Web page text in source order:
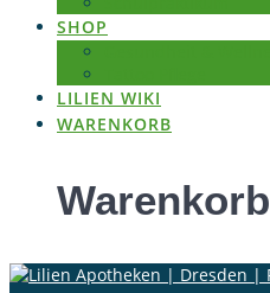
SHOP
LILIEN WIKI
WARENKORB
Warenkorb